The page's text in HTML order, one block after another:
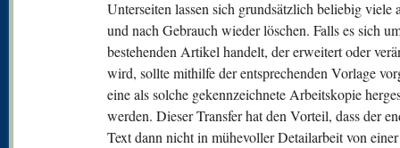
Unterseiten lassen sich grundsätzlich beliebig viele
und nach Gebrauch wieder löschen. Falls es sich
bestehenden Artikel handelt, der erweitert oder
wird, sollte mithilfe der entsprechenden Vorlage
eine als solche gekennzeichnete Arbeitskopie
werden. Dieser Transfer hat den Vorteil, dass der
Text dann nicht in mühevoller Detailarbeit von